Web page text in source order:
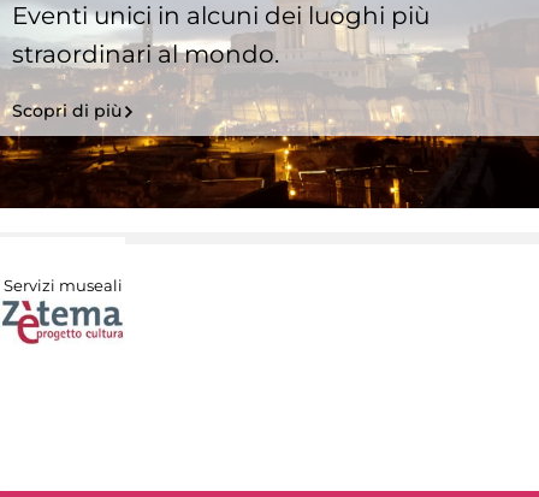
Eventi unici in alcuni dei luoghi più
straordinari al mondo.
Scopri di più
Servizi museali